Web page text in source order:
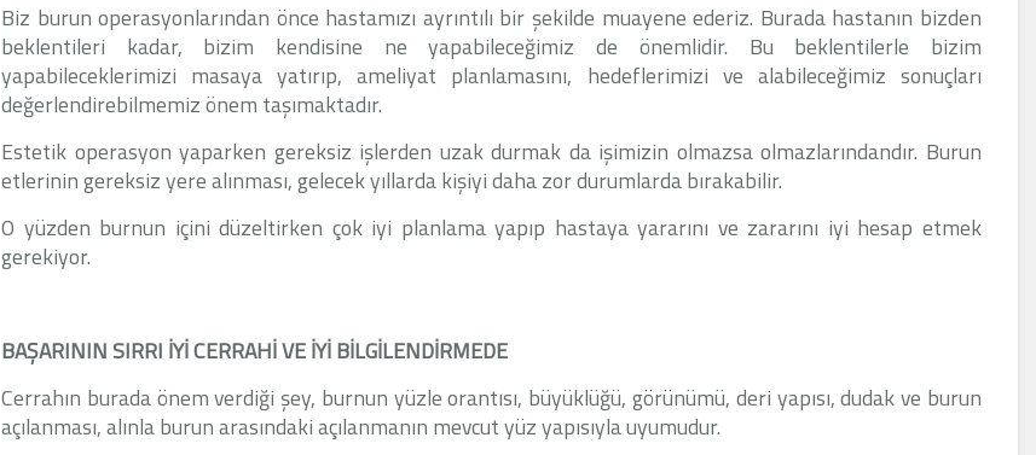
Biz burun operasyonlarından önce hastamızı ayrıntılı bir şekilde muayene ederiz. Burada hastanın bizden
beklentileri kadar, bizim kendisine ne yapabileceğimiz de önemlidir. Bu beklentilerle bizim
yapabileceklerimizi masaya yatırıp, ameliyat planlamasını, hedeflerimizi ve alabileceğimiz sonuçları
değerlendirebilmemiz önem taşımaktadır.
Estetik operasyon yaparken gereksiz işlerden uzak durmak da işimizin olmazsa olmazlarındandır. Burun
etlerinin gereksiz yere alınması, gelecek yıllarda kişiyi daha zor durumlarda bırakabilir.
O yüzden burnun içini düzeltirken çok iyi planlama yapıp hastaya yararını ve zararını iyi hesap etmek
gerekiyor.
BAŞARININ SIRRI İYİ CERRAHİ VE İYİ BİLGİLENDİRMEDE
Cerrahın burada önem verdiği şey, burnun yüzle orantısı, büyüklüğü, görünümü, deri yapısı, dudak ve burun
açılanması, alınla burun arasındaki açılanmanın mevcut yüz yapısıyla uyumudur.